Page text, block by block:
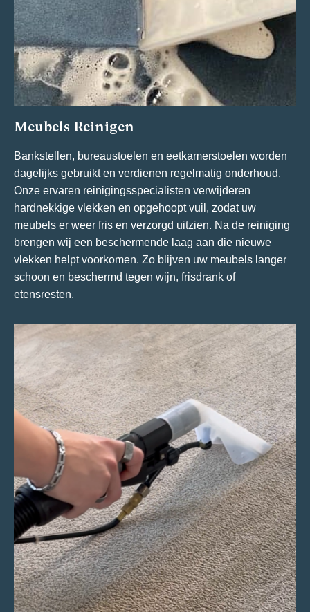
Meubels Reinigen
Bankstellen, bureaustoelen en eetkamerstoelen worden
dagelijks gebruikt en verdienen regelmatig onderhoud.
Onze ervaren reinigingsspecialisten verwijderen
hardnekkige vlekken en opgehoopt vuil, zodat uw
meubels er weer fris en verzorgd uitzien. Na de reiniging
brengen wij een beschermende laag aan die nieuwe
vlekken helpt voorkomen. Zo blijven uw meubels langer
schoon en beschermd tegen wijn, frisdrank of
etensresten.